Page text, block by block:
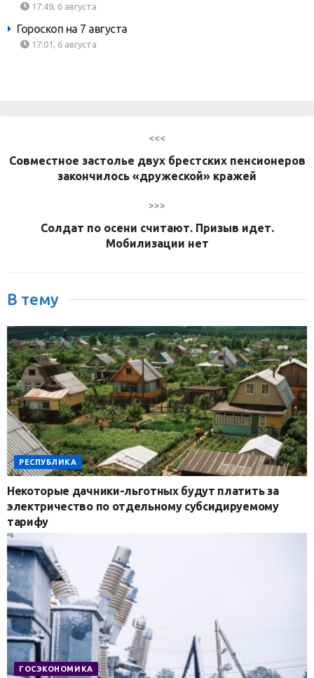
17:49, 6 августа
Гороскоп на 7 августа
17:01, 6 августа
<<<
Совместное застолье двух брестских пенсионеров
закончилось «дружеской» кражей
>>>
Солдат по осени считают. Призыв идет.
Мобилизации нет
В тему
РЕСПУБЛИКА
Некоторые дачники-льготных будут платить за
электричество по отдельному субсидируемому
тарифу
ГОСЭКОНОМИКА